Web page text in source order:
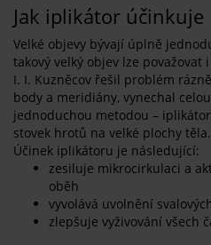
Jak iplikátor účinkuje
Velké objevy bývají úplně
takový velký objev lze považovat
I. I. Kuzněcov řešil problém
body a meridiány, vynechal
jednoduchou metodou –
stovek hrotů na velké plochy těla.
Účinek iplikátoru je následující:
zesiluje mikrocirkulaci a
oběh
vyvolává uvolnění
zlepšuje vyživování všech